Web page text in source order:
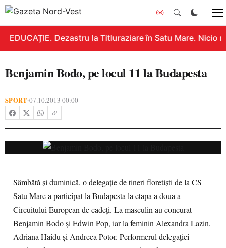
EDUCAȚIE. Dezastru la Titluraziare în Satu Mare. Nicio
Benjamin Bodo, pe locul 11 la Budapesta
SPORT•07.10.2013 00:00
Sâmbătă şi duminică, o delegaţie de tineri floretişti de la CS
Satu Mare a participat la Budapesta la etapa a doua a
Circuitului European de cadeţi. La masculin au concurat
Benjamin Bodo şi Edwin Pop, iar la feminin Alexandra Lazin,
Adriana Haidu şi Andreea Potor. Performerul delegaţiei